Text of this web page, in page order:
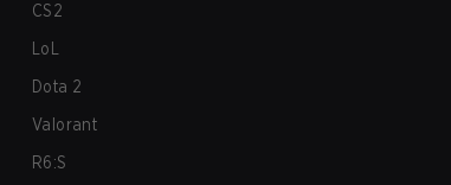
CS2
LoL
Dota 2
Valorant
R6:S